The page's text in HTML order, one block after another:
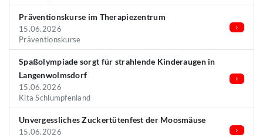
Präventionskurse im Therapiezentrum
15.06.2026
Präventionskurse
Spaßolympiade sorgt für strahlende Kinderaugen in
Langenwolmsdorf
15.06.2026
Kita Schlumpfenland
Unvergessliches Zuckertütenfest der Moosmäuse
15.06.2026